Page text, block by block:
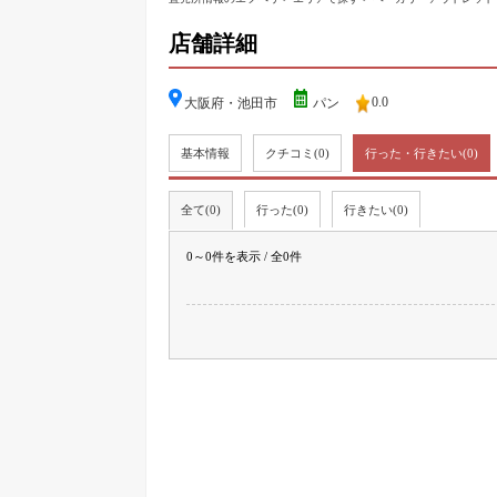
店舗詳細
大阪府・池田市 パン 0.0
基本情報 クチコミ (0) 行った・行きたい(0)
全て(0) 行った(0) 行きたい(0)
0～0件を表示 / 全0件